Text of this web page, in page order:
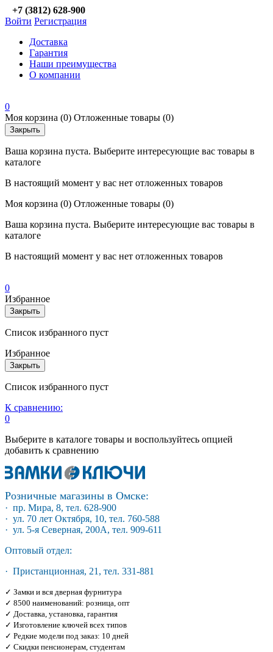
+7 (3812) 628-900
Войти Регистрация
Доставка
Гарантия
Наши преимущества
О компании
0
Моя корзина (0) Отложенные товары (0)
Закрыть
Ваша корзина пуста. Выберите интересующие вас товары в
каталоге
В настоящий момент у вас нет отложенных товаров
Моя корзина (0) Отложенные товары (0)
Ваша корзина пуста. Выберите интересующие вас товары в
каталоге
В настоящий момент у вас нет отложенных товаров
0
Избранное
Закрыть
Список избранного пуст
Избранное
Закрыть
Список избранного пуст
К сравнению:
0
Выберите в каталоге товары и воспользуйтесь опцией
добавить к сравнению
Розничные магазины в Омске:
· пр. Мира, 8, тел. 628-900
· ул. 70 лет Октября, 10, тел. 760-588
· ул. 5-я Северная, 200А, тел. 909-611
Оптовый отдел:
· Пристанционная, 21, тел. 331-881
✓ Замки и вся дверная фурнитура
✓ 8500 наименований: розница, опт
✓ Доставка, установка, гарантия
✓ Изготовление ключей всех типов
✓ Редкие модели под заказ: 10 дней
✓ Скидки пенсионерам, студентам